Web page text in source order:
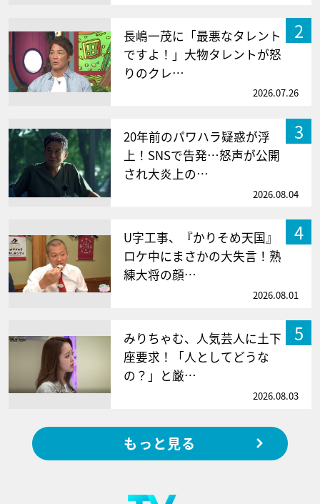
2
長嶋一茂に「最悪なタレント
ですよ！」大物タレントが怒
りのクレ…
2026.07.26
3
20年前のパワハラ疑惑が浮
上！SNSで告発…怒声が公開
され大炎上の…
2026.08.04
4
U字工事、『かりそめ天国』
ロケ中にまさかの大失言！熟
練大将の顔…
2026.08.01
5
みりちゃむ、人気芸人に土下
座要求！「人としてどうな
の？」と厳…
2026.08.03
もっと見る